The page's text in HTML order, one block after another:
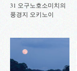
31 오구노호소미치의
풍경지 오키노이